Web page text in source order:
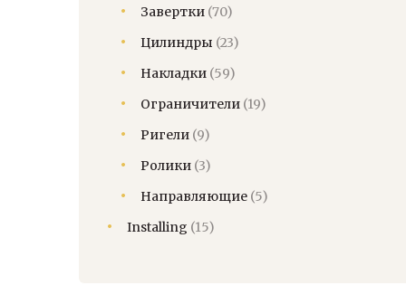
Завертки (70)
Цилиндры (23)
Накладки (59)
Ограничители (19)
Ригели (9)
Ролики (3)
Направляющие (5)
Installing (15)